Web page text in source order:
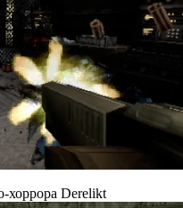
хоррора Derelikt